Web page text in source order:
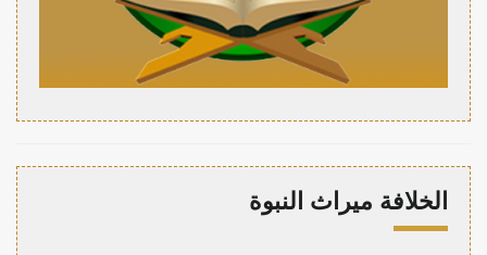
الخلافة ميراث النبوة